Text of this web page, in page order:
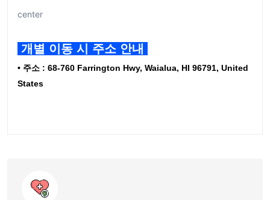
center
개별 이동 시 주소 안내
• 주소 : 68-760 Farrington Hwy, Waialua, HI 96791, United
States